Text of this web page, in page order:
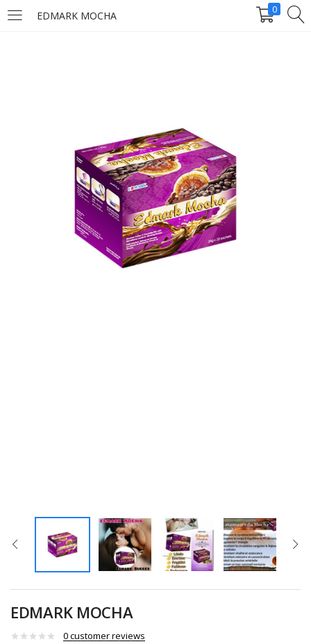
EDMARK MOCHA 0
LOGIN
Remember me
Login
Lost password?
EDMARK MOCHA
0customer reviews